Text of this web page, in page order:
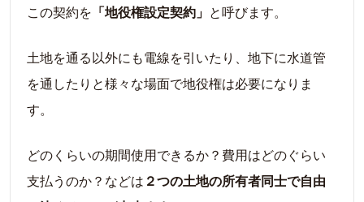
この契約を 「地役権設定契約」 と呼びます。
土地を通る以外にも電線を引いたり、地下に水道管
を通したりと様々な場面で地役権は必要になりま
す。
どのくらいの期間使用できるか？費用はどのぐらい
支払うのか？などは ２つの土地の所有者同士で自由